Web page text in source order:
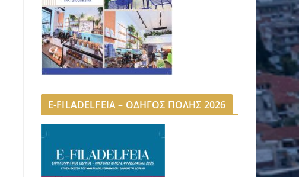
E-FILADELFEIA – ΟΔΗΓΟΣ ΠΟΛΗΣ 2026